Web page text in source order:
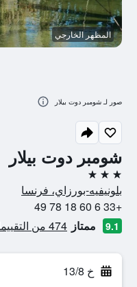
شومبر دوت بيلار
3 نجوم
بلونيفيه-بورزاي، فرنسا
+33 6 60 18 78 49
9.1 ممتاز 474 من التقييمات تم التحقق منها
خ 13/8
المظهر الخارجي
صور لـ شومبر دوت بيلار